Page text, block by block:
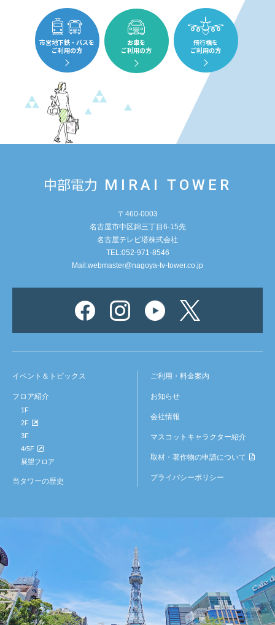
市営地下鉄・バスを
ご利用の方
お車を
ご利用の方
飛行機を
ご利用の方
中部電力 MIRAI TOWER
〒460-0003
名古屋市中区錦三丁目6-15先
名古屋テレビ塔株式会社
TEL:052-971-8546
Mail:webmaster@nagoya-tv-tower.co.jp
イベント＆トピックス
フロア紹介
1F
2F
3F
4/5F
展望フロア
当タワーの歴史
ご利用・料金案内
お知らせ
会社情報
マスコットキャラクター紹介
取材・著作物の申請について
プライバシーポリシー